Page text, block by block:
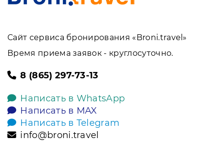
Сайт сервиса бронирования «Broni.travel»
Время приема заявок - круглосуточно.
8 (865) 297-73-13
Написать в WhatsApp
Написать в MAX
Написать в Telegram
info@broni.travel